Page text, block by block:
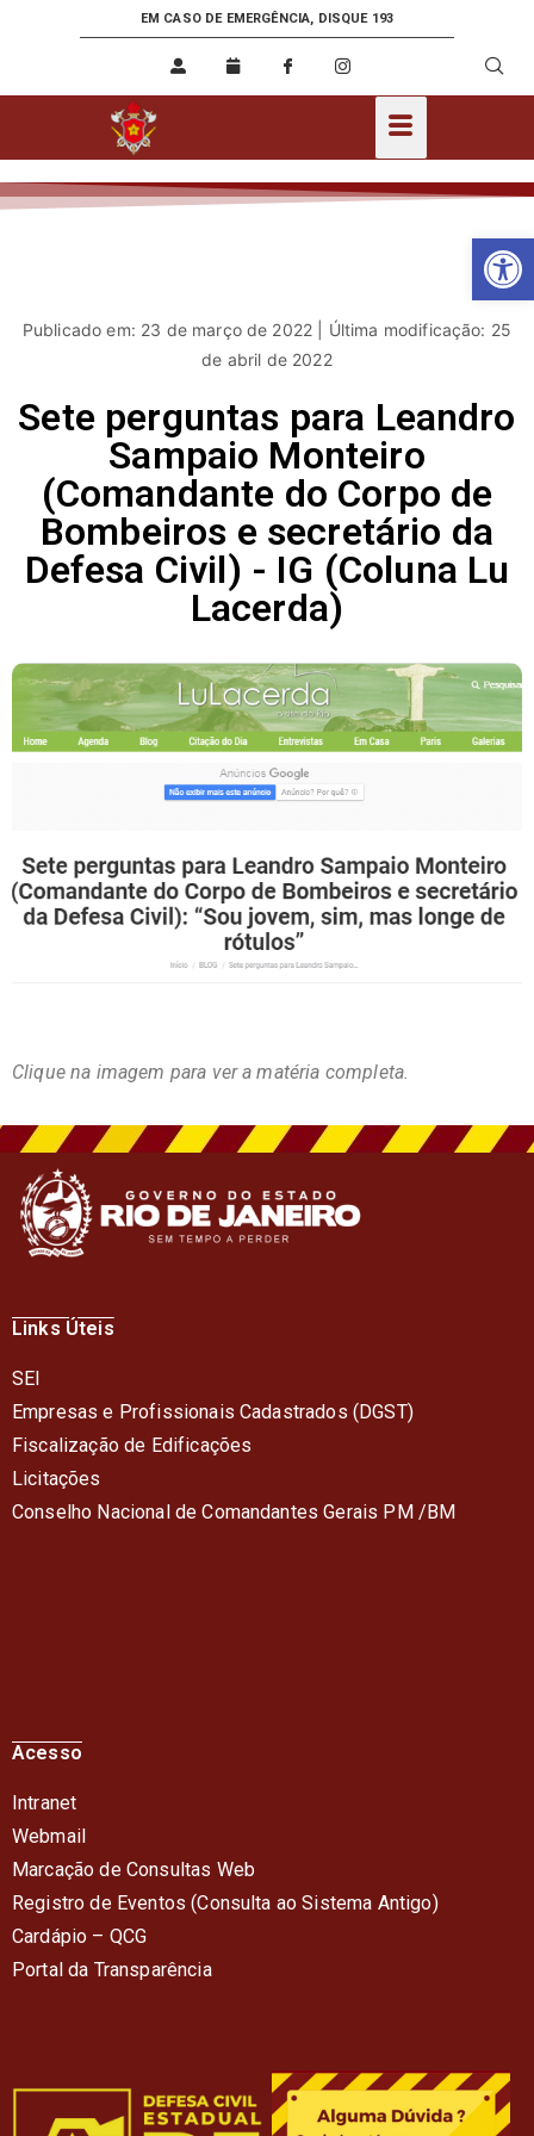
EM CASO DE EMERGÊNCIA, DISQUE 193
Publicado em: 23 de março de 2022 | Última modificação: 25
de abril de 2022
Sete perguntas para Leandro
Sampaio Monteiro
(Comandante do Corpo de
Bombeiros e secretário da
Defesa Civil) - IG (Coluna Lu
Lacerda)
Clique na imagem para ver a matéria completa.
Links Úteis
SEI
Empresas e Profissionais Cadastrados (DGST)
Fiscalização de Edificações
Licitações
Conselho Nacional de Comandantes Gerais PM /BM
Acesso
Intranet
Webmail
Marcação de Consultas Web
Registro de Eventos (Consulta ao Sistema Antigo)
Cardápio – QCG
Portal da Transparência